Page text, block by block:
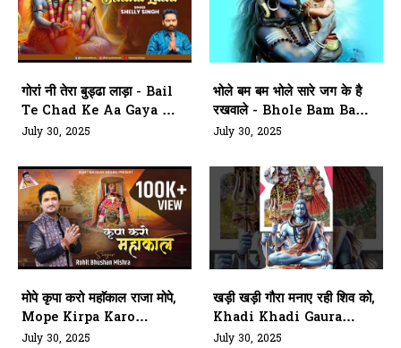
गोरां नी तेरा बुड्ढा लाड़ा - Bail
Te Chad Ke Aa Gaya Ni
Gaura Ni Tera Budra
July 30, 2025
भोले बम बम भोले सारे जग के है
रखवाले - Bhole Bam Bam
Bhole
July 30, 2025
मोपे कृपा करो महाॅकाल राजा मोपे,
Mope Kirpa Karo
Mahakaal Raja Mope
July 30, 2025
खड़ी खड़ी गौरा मनाए रही शिव को,
Khadi Khadi Gaura
Manae Rahi Shiv Ko
July 30, 2025